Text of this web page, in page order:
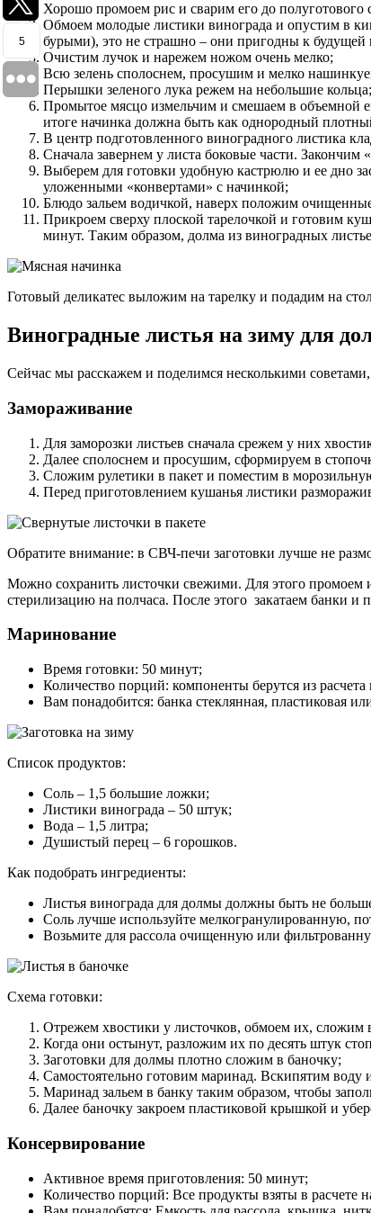
Хорошо промоем рис и сварим его до полуготового
Обмоем молодые листики винограда и опустим в
бурыми), это не страшно – они пригодны к будущей
Очистим лучок и нарежем ножом очень мелко;
Всю зелень сполоснем, просушим и мелко
Перышки зеленого лука режем на небольшие кольца;
Промытое мясцо измельчим и смешаем в объемной
итоге начинка должна быть как однородный
В центр подготовленного виноградного листика
Сначала завернем у листа боковые части. Закончим
Выберем для готовки удобную кастрюлю и ее дно
уложенными «конвертами» с начинкой;
Блюдо зальем водичкой, наверх положим
Прикроем сверху плоской тарелочкой и готовим
минут. Таким образом, долма из виноградных
Готовый деликатес выложим на тарелку и подадим на
Виноградные листья на зиму для
Сейчас мы расскажем и поделимся несколькими
Замораживание
Для заморозки листьев сначала срежем у них
Далее сполоснем и просушим, сформируем в
Сложим рулетики в пакет и поместим в
Перед приготовлением кушанья листики
Обратите внимание: в СВЧ-печи заготовки лучше не
Можно сохранить листочки свежими. Для этого промоем
стерилизацию на полчаса. После этого закатаем банки и
Маринование
Время готовки: 50 минут;
Количество порций: компоненты берутся из
Вам понадобится: банка стеклянная, пластиковая
Список продуктов:
Соль – 1,5 большие ложки;
Листики винограда – 50 штук;
Вода – 1,5 литра;
Душистый перец – 6 горошков.
Как подобрать ингредиенты:
Листья винограда для долмы должны быть не
Соль лучше используйте мелкогранулированную,
Возьмите для рассола очищенную или
Схема готовки:
Отрежем хвостики у листочков, обмоем их, сложим
Когда они остынут, разложим их по десять штук
Заготовки для долмы плотно сложим в баночку;
Самостоятельно готовим маринад. Вскипятим
Маринад зальем в банку таким образом, чтобы
Далее баночку закроем пластиковой крышкой и
Консервирование
Активное время приготовления: 50 минут;
Количество порций: Все продукты взяты в расчете
5